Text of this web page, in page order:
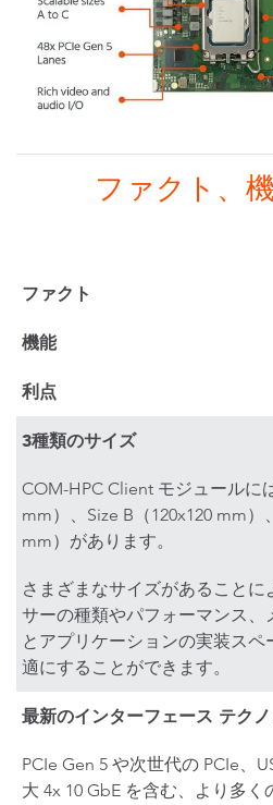
ファクト、
ファクト
機能
利点
3種類のサイズ
COM-HPC Client モジュールに
mm）、Size B（120x120 mm）
mm）があります。
さまざまなサイズがあることに
サーの種類やパフォーマンス
とアプリケーションの実装ス
適にすることができます。
最新のインターフェース テク
PCIe Gen 5 や次世代の PCIe、
大 4x 10 GbE を含む、より多